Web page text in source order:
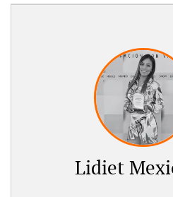
Lidiet